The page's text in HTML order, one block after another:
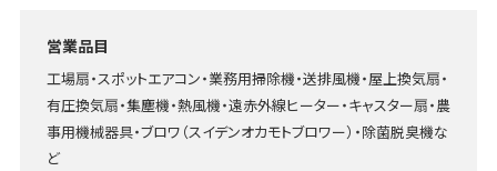
営業品目
工場扇・スポットエアコン・業務用掃除機・送排風機・屋上換気扇・
有圧換気扇・集塵機・熱風機・遠赤外線ヒーター・キャスター扇・農
事用機械器具・ブロワ（スイデンオカモトブロワー）・除菌脱臭機な
ど